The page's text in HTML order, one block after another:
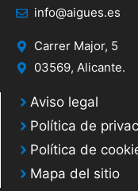
info@aigues.es
Carrer Major, 5
03569, Alicante.
Aviso legal
Política de
Política de
Mapa del sitio